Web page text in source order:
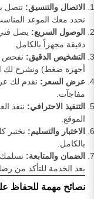
الاتصال والتنسيق:
نحدد معك الموعد
الوصول السريع:
دقيقة مجهزاً بالكامل.
التشخيص الدقيق: نفحص
أجهزة ضغط) ونشرح لك
عرض السعر: نقدم لك
مفاجآت.
التنفيذ الاحترافي: ننفذ
الموقع.
الاختبار والتسليم: نختبر
بالكامل.
الضمان والمتابعة:
بعد الخدمة للتأكد من
نصائح مهمة للحفاظ